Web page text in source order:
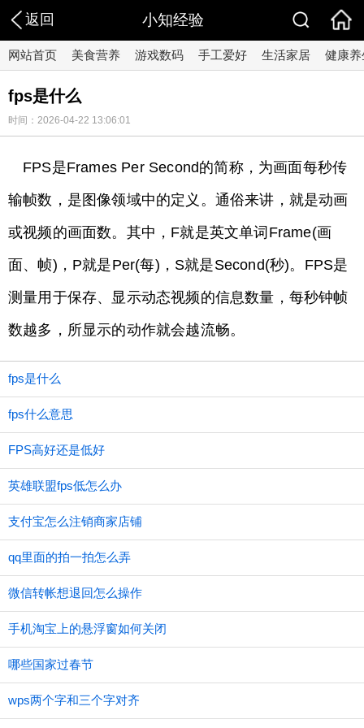
返回 小知经验
网站首页 美食营养 游戏数码 手工爱好 生活家居 健康养
fps是什么
时间：2026-04-22 13:06:01
FPS是Frames Per Second的简称，为画面每秒传
输帧数，是图像领域中的定义。通俗来讲，就是动画
或视频的画面数。其中，F就是英文单词Frame(画
面、帧)，P就是Per(每)，S就是Second(秒)。FPS是
测量用于保存、显示动态视频的信息数量，每秒钟帧
数越多，所显示的动作就会越流畅。
fps是什么
fps什么意思
FPS高好还是低好
英雄联盟fps低怎么办
支付宝怎么注销商家店铺
qq里面的拍一拍怎么弄
微信转帐想退回怎么操作
手机淘宝上的悬浮窗如何关闭
哪些国家过春节
wps两个字和三个字对齐